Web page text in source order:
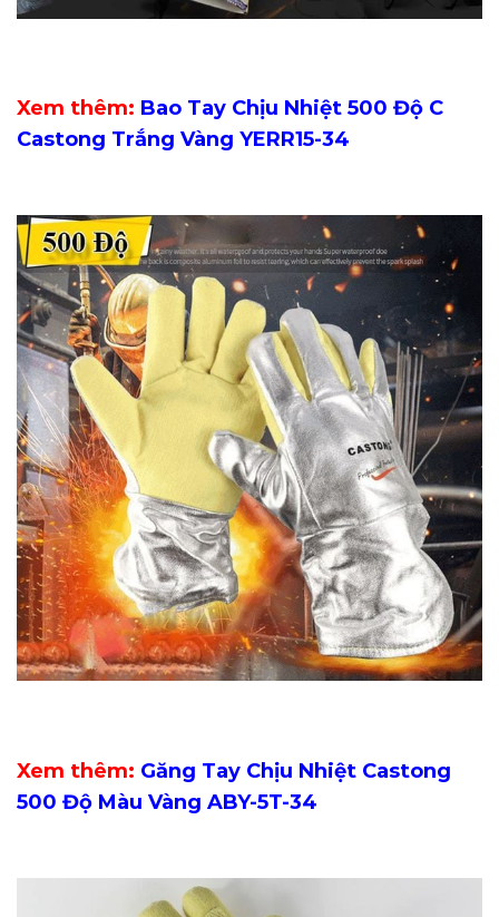
Xem thêm: Bao Tay Chịu Nhiệt 500 Độ C
Castong Trắng Vàng YERR15-34
Xem thêm: Găng Tay Chịu Nhiệt Castong
500 Độ Màu Vàng ABY-5T-34